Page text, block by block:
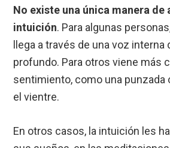
No existe una única manera de
intuición. Para algunas
llega a través de una voz
profundo. Para otros viene más
sentimiento, como una punzada
el vientre.
En otros casos, la intuición les